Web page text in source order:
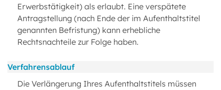
Erwerbstätigkeit) als erlaubt. Eine verspätete
Antragstellung (nach Ende der im Aufenthaltstitel
genannten Befristung) kann erhebliche
Rechtsnachteile zur Folge haben.
Verfahrensablauf
Die Verlängerung Ihres Aufenthaltstitels müssen